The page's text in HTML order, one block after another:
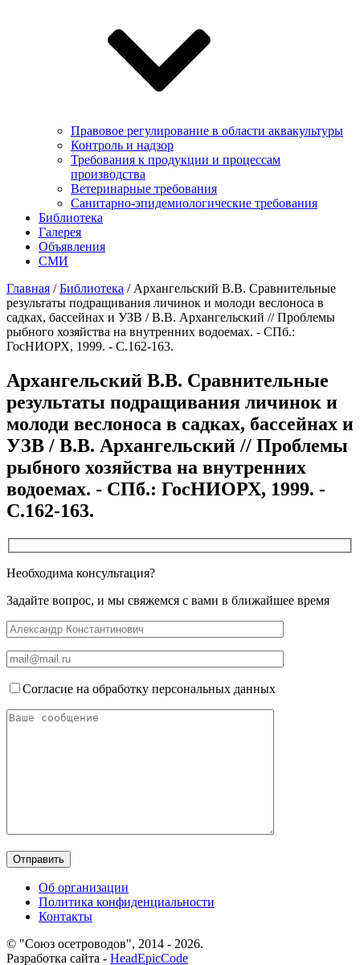
Правовое регулирование в области аквакультуры
Контроль и надзор
Требования к продукции и процессам
производства
Ветеринарные требования
Санитарно-эпидемиологические требования
Библиотека
Галерея
Объявления
СМИ
Главная /Библиотека / Архангельский В.В. Сравнительные
результаты подращивания личинок и молоди веслоноса в
садках, бассейнах и УЗВ / В.В. Архангельский // Проблемы
рыбного хозяйства на внутренних водоемах. - СПб.:
ГосНИОРХ, 1999. - С.162-163.
Архангельский В.В. Сравнительные
результаты подращивания личинок и
молоди веслоноса в садках, бассейнах и
УЗВ / В.В. Архангельский // Проблемы
рыбного хозяйства на внутренних
водоемах. - СПб.: ГосНИОРХ, 1999. -
С.162-163.
Необходима консультация?
Задайте вопрос, и мы свяжемся с вами в ближайшее время
Согласие на обработку персональных данных
Об организации
Политика конфиденциальности
Контакты
© "Союз осетроводов", 2014 - 2026.
Разработка сайта - HeadEpicCode